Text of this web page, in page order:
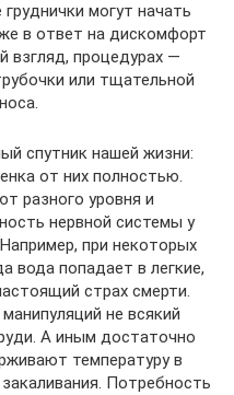
могут начать
в ответ на дискомфорт
взгляд, процедурах —
или тщательной
спутник нашей жизни:
от них полностью.
разного уровня и
нервной системы у
при некоторых
вода попадает в легкие,
страх смерти.
не всякий
А иным достаточно
температуру в
Потребность